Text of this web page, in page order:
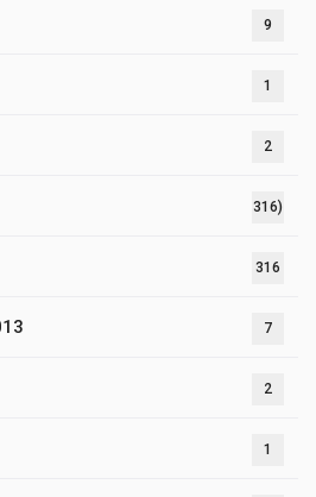
9
1
2
316)
316
7
2
1